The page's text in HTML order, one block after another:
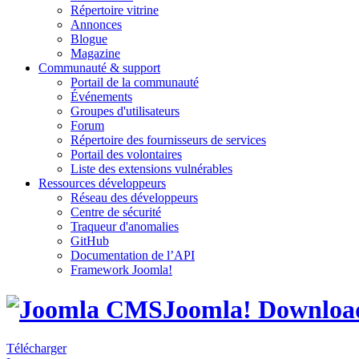
Répertoire vitrine
Annonces
Blogue
Magazine
Communauté & support
Portail de la communauté
Événements
Groupes d'utilisateurs
Forum
Répertoire des fournisseurs de services
Portail des volontaires
Liste des extensions vulnérables
Ressources développeurs
Réseau des développeurs
Centre de sécurité
Traqueur d'anomalies
GitHub
Documentation de l’API
Framework Joomla!
Joomla!
Télécharger